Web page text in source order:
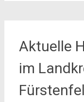
Aktuelle
im